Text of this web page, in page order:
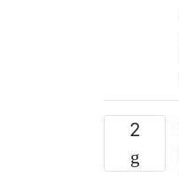
2